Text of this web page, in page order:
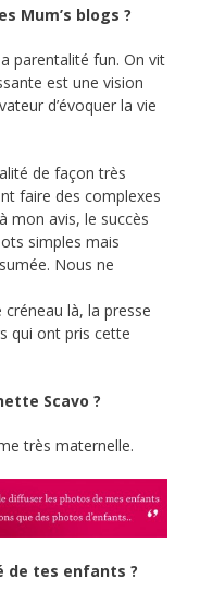
Mum’s blogs ?
parentalité fun. On vit
est une vision
d’évoquer la vie
de façon très
faire des complexes
mon avis, le succès
simples mais
Nous ne
là, la presse
qui ont pris cette
Scavo ?
très maternelle.
de tes enfants ?